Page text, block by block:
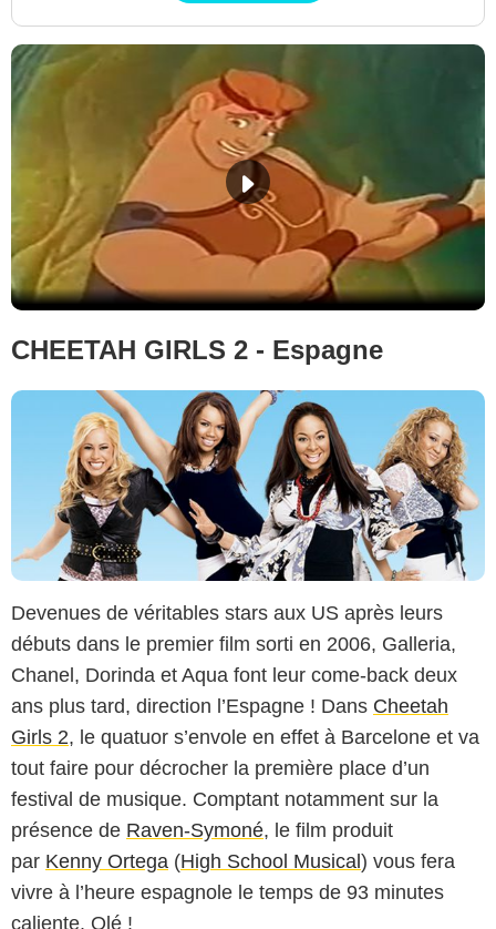
CHEETAH GIRLS 2 - Espagne
Disney
Devenues de véritables stars aux US après leurs
débuts dans le premier film sorti en 2006, Galleria,
Chanel, Dorinda et Aqua font leur come-back deux
ans plus tard, direction l’Espagne ! Dans Cheetah
Girls 2, le quatuor s’envole en effet à Barcelone et va
tout faire pour décrocher la première place d’un
festival de musique. Comptant notamment sur la
présence de Raven-Symoné, le film produit
par Kenny Ortega (High School Musical) vous fera
vivre à l’heure espagnole le temps de 93 minutes
caliente. Olé !